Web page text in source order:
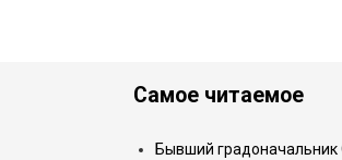
Самое читаемое
Бывший градоначальник